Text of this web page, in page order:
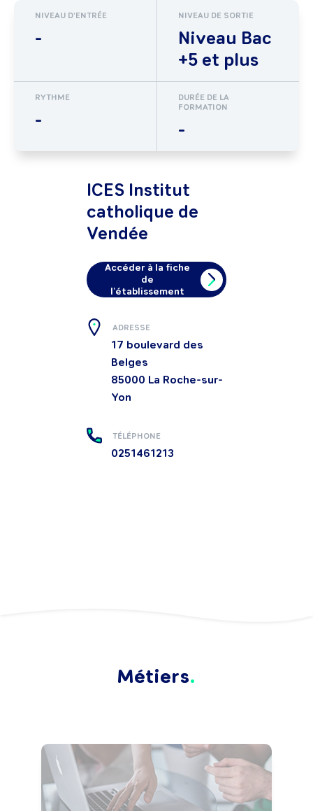
NIVEAU D'ENTRÉE
-
NIVEAU DE SORTIE
Niveau Bac
+5 et plus
RYTHME
-
DURÉE DE LA
FORMATION
-
ICES Institut
catholique de
Vendée
Accéder à la fiche
de
l'établissement
ADRESSE
17 boulevard des
Belges
85000 La Roche-sur-
Yon
TÉLÉPHONE
0251461213
Métiers